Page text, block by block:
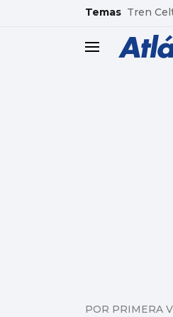
common.go-to-content
Temas Tren
POR PRIMERA